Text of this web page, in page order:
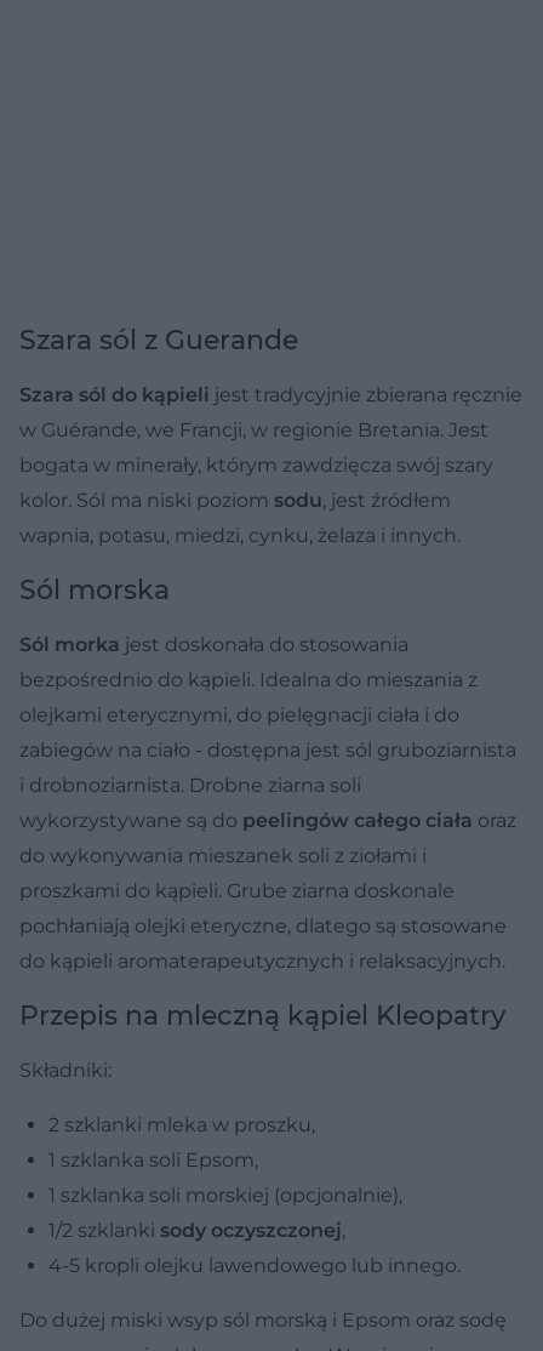
Szara sól z Guerande
Szara sól do kąpieli jest tradycyjnie zbierana ręcznie
w Guérande, we Francji, w regionie Bretania. Jest
bogata w minerały, którym zawdzięcza swój szary
kolor. Sól ma niski poziom sodu, jest źródłem
wapnia, potasu, miedzi, cynku, żelaza i innych.
Sól morska
Sól morka jest doskonała do stosowania
bezpośrednio do kąpieli. Idealna do mieszania z
olejkami eterycznymi, do pielęgnacji ciała i do
zabiegów na ciało - dostępna jest sól gruboziarnista
i drobnoziarnista. Drobne ziarna soli
wykorzystywane są do peelingów całego ciała oraz
do wykonywania mieszanek soli z ziołami i
proszkami do kąpieli. Grube ziarna doskonale
pochłaniają olejki eteryczne, dlatego są stosowane
do kąpieli aromaterapeutycznych i relaksacyjnych.
Przepis na mleczną kąpiel Kleopatry
Składniki:
2 szklanki mleka w proszku,
1 szklanka soli Epsom,
1 szklanka soli morskiej (opcjonalnie),
1/2 szklanki sody oczyszczonej,
4-5 kropli olejku lawendowego lub innego.
Do dużej miski wsyp sól morską i Epsom oraz sodę